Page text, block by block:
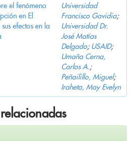
el fenómeno
en El
efectos en la
Universidad
Francisco Gavidia;
Universidad Dr.
José Matías
Delgado; USAID;
Umaña Cerna,
Carlos A.;
Peñailillo, Miguel;
Iraheta, May Evelyn